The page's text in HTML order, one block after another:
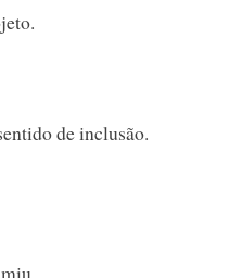
de inclusão.